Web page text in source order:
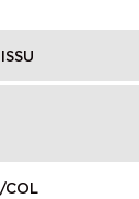
COL